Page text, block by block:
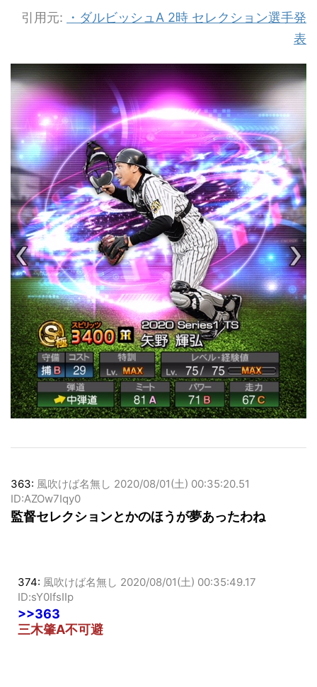
引用元:
・ダルビッシュA 2時 セレクション選手発
表
363: 風吹けば名無し 2020/08/01(土) 00:35:20.51
ID:AZOw7Iqy0
監督セレクションとかのほうが夢あったわね
374: 風吹けば名無し 2020/08/01(土) 00:35:49.17
ID:sY0IfsIIp
>>363
三木肇A不可避